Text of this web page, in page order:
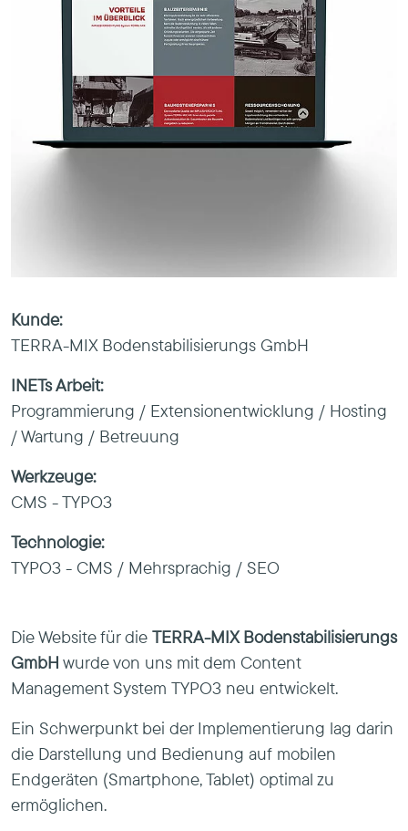
Kunde:
TERRA-MIX Bodenstabilisierungs GmbH
INETs Arbeit:
Programmierung / Extensionentwicklung / Hosting
/ Wartung / Betreuung
Werkzeuge:
CMS - TYPO3
Technologie:
TYPO3 - CMS / Mehrsprachig / SEO
Die Website für die TERRA-MIX Bodenstabilisierungs
GmbH wurde von uns mit dem Content
Management System TYPO3 neu entwickelt.
Ein Schwerpunkt bei der Implementierung lag darin
die Darstellung und Bedienung auf mobilen
Endgeräten (Smartphone, Tablet) optimal zu
ermöglichen.